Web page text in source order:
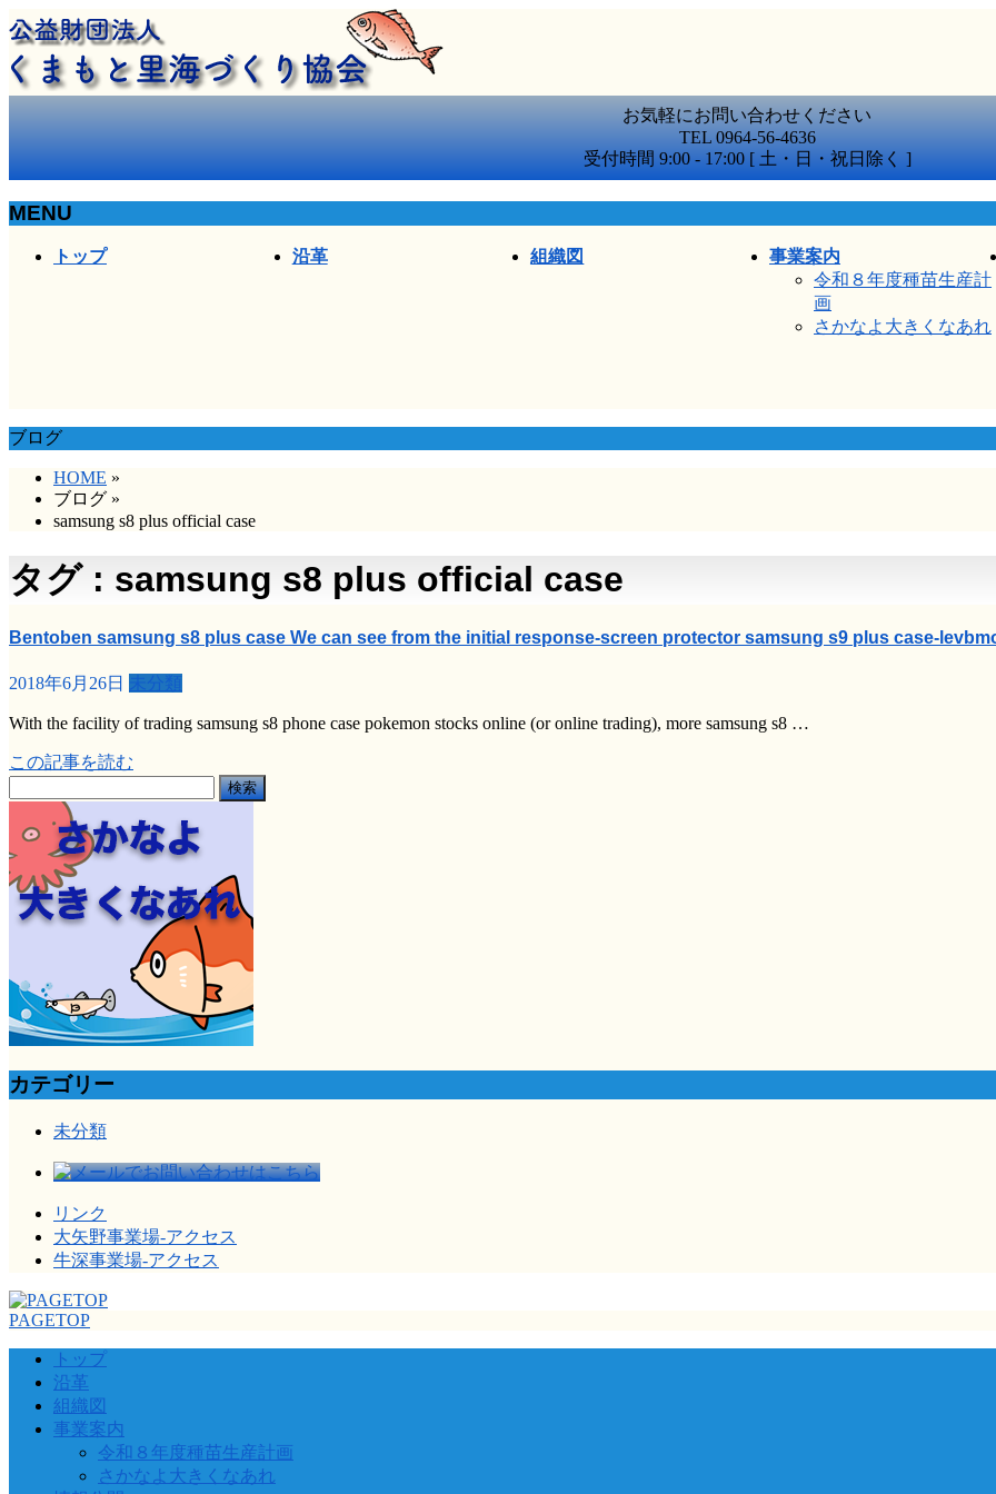
お気軽にお問い合わせください
TEL 0964-56-4636
受付時間 9:00 - 17:00 [ 土・日・祝日除く ]
MENU
トップ 沿革 組織図
事業案内
令和８年度種苗生産計
画
さかなよ大きくなあれ
ブログ
HOME »
ブログ »
samsung s8 plus official case
タグ : samsung s8 plus official case
Bentoben samsung s8 plus case We can see from the initial response-screen protector samsung s9 plus case-
2018年6月26日 未分類
With the facility of trading samsung s8 phone case pokemon stocks online (or online trading), more samsung s8 …
この記事を読む
索:
カテゴリー
未分類
リンク
大矢野事業場-アクセス
牛深事業場-アクセス
PAGETOP
トップ
沿革
組織図
事業案内
令和８年度種苗生産計画
さかなよ大きくなあれ